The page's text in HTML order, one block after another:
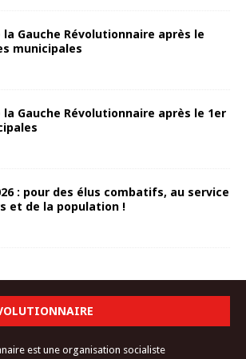
Gauche Révolutionnaire après le
municipales
Gauche Révolutionnaire après le 1er
: pour des élus combatifs, au service
et de la population !
est une organisation socialiste